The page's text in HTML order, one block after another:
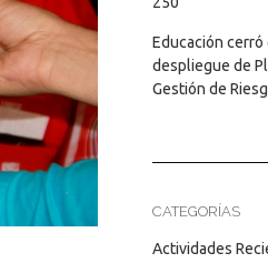
Educación
despliegue de
Gestión de
CATEGORÍAS
Actividades